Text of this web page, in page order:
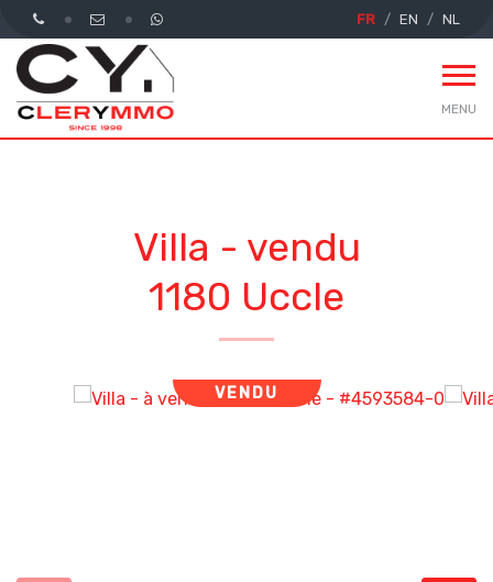
FR EN NL
MENU
Villa - vendu
1180 Uccle
VENDU